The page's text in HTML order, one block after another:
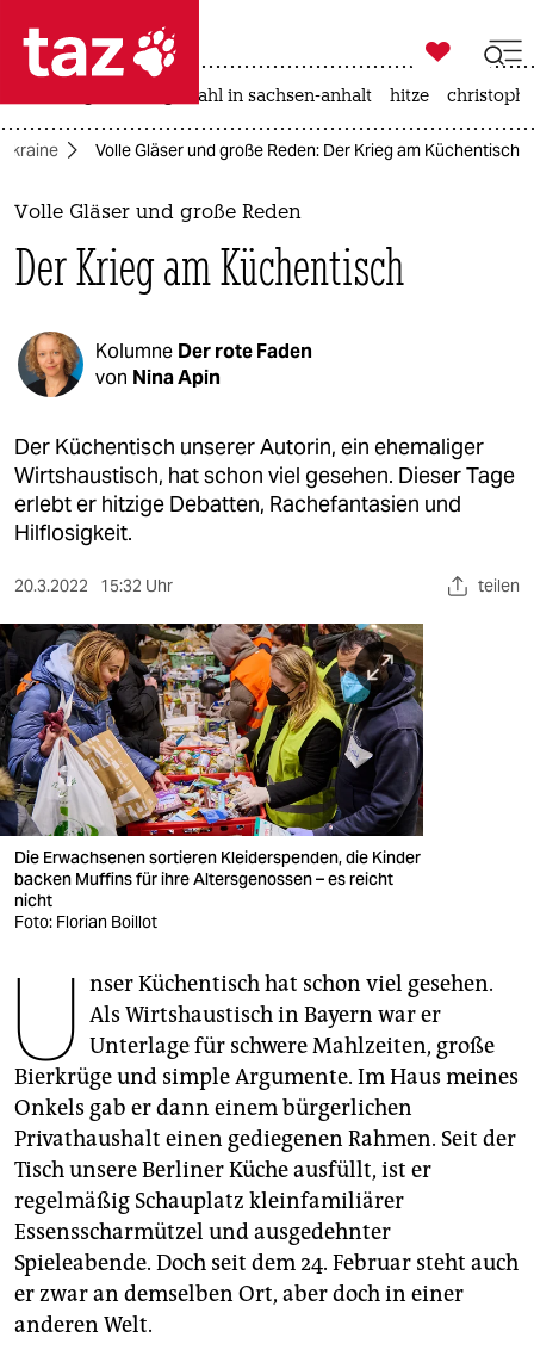
 taz zahl ich
taz zahl ich
themen
politik
öko
gesellschaft
kultur
sport
berlin
nord
wahrheit
verlag
verlag
veranstaltungen
shop
fragen & hilfe
unterstützen
abo
genossenschaft
epaper login

taz zahl ich
landtagswahl in sachsen-anhalt hitze
Volle Gläser und große Reden: Der Krieg am Küchentisch
Volle Gläser und große Reden
Der Krieg am Küchentisch
Kolumne Der rote Faden
von Nina Apin
Der Küchentisch unserer Autorin, ein ehemaliger
Wirtshaustisch, hat schon viel gesehen. Dieser Tage
erlebt er hitzige Debatten, Rachefantasien und
Hilflosigkeit.
20.3.2022 15:32 Uhr teilen
Die Erwachsenen sortieren Kleiderspenden, die Kinder
backen Muffins für ihre Altersgenossen – es reicht
nicht
Foto: Florian Boillot
U nser Küchentisch hat schon viel gesehen.
Als Wirtshaustisch in Bayern war er
Unterlage für schwere Mahlzeiten, große
Bierkrüge und simple Argumente. Im Haus meines
Onkels gab er dann einem bürgerlichen
Privathaushalt einen gediegenen Rahmen. Seit der
Tisch unsere Berliner Küche ausfüllt, ist er
regelmäßig Schauplatz kleinfamiliärer
Essensscharmützel und ausgedehnter
Spieleabende. Doch seit dem 24. Februar steht auch
er zwar an demselben Ort, aber doch in einer
anderen Welt.